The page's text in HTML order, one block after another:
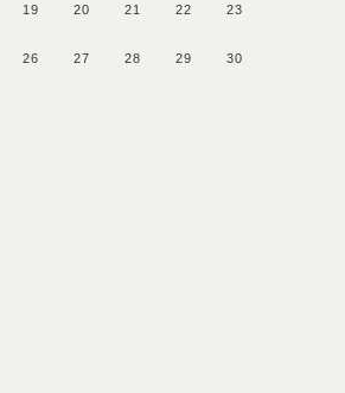
19 20 21 22 23
26 27 28 29 30